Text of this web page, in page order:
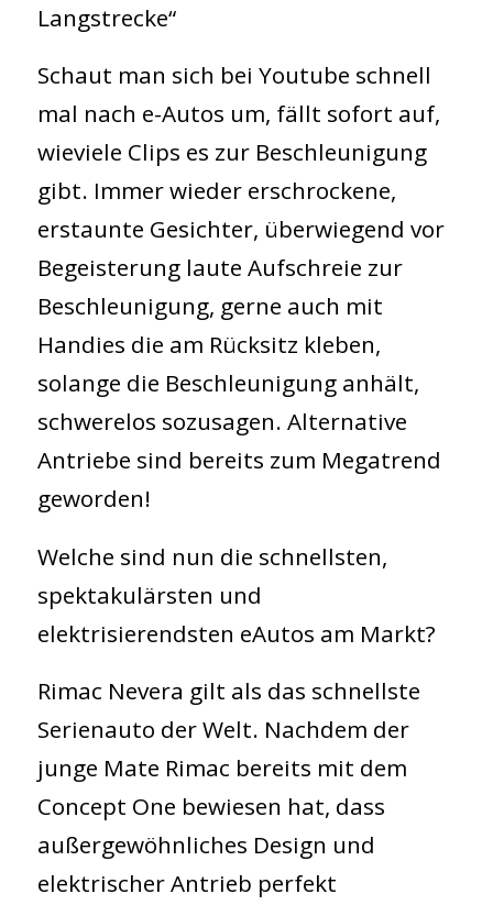
Langstrecke“
Schaut man sich bei Youtube schnell
mal nach e-Autos um, fällt sofort auf,
wieviele Clips es zur Beschleunigung
gibt. Immer wieder erschrockene,
erstaunte Gesichter, überwiegend vor
Begeisterung laute Aufschreie zur
Beschleunigung, gerne auch mit
Handies die am Rücksitz kleben,
solange die Beschleunigung anhält,
schwerelos sozusagen. Alternative
Antriebe sind bereits zum Megatrend
geworden!
Welche sind nun die schnellsten,
spektakulärsten und
elektrisierendsten eAutos am Markt?
Rimac Nevera gilt als das schnellste
Serienauto der Welt. Nachdem der
junge Mate Rimac bereits mit dem
Concept One bewiesen hat, dass
außergewöhnliches Design und
elektrischer Antrieb perfekt